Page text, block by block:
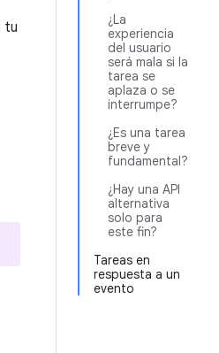
¿La
experiencia
del usuario
será mala si la
tarea se
aplaza o se
interrumpe?
¿Es una tarea
breve y
fundamental?
¿Hay una API
alternativa
solo para
este fin?
Tareas en
respuesta a un
evento
tu